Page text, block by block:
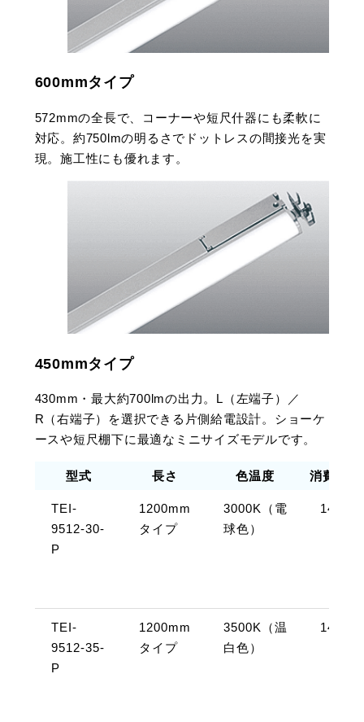
600mmタイプ
572mmの全長で、コーナーや短尺什器にも柔軟に
対応。約750lmの明るさでドットレスの間接光を実
現。施工性にも優れます。
450mmタイプ
430mm・最大約700lmの出力。L（左端子）／
R（右端子）を選択できる片側給電設計。ショーケ
ースや短尺棚下に最適なミニサイズモデルです。
型式 長さ 色温度 消費電力
TEI-
9512-30-
P
1200mm
タイプ
3000K（電
球色）
14W
TEI-
9512-35-
P
1200mm
タイプ
3500K（温
白色）
14W